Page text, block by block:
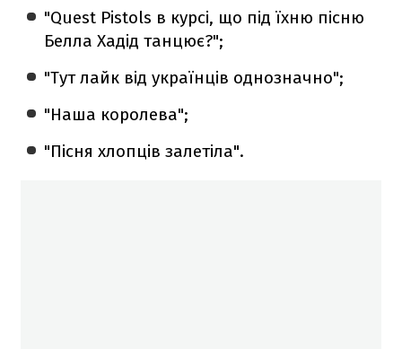
"Quest Pistols в курсі, що під їхню пісню
Белла Хадід танцює?";
"Тут лайк від українців однозначно";
"Наша королева";
"Пісня хлопців залетіла".